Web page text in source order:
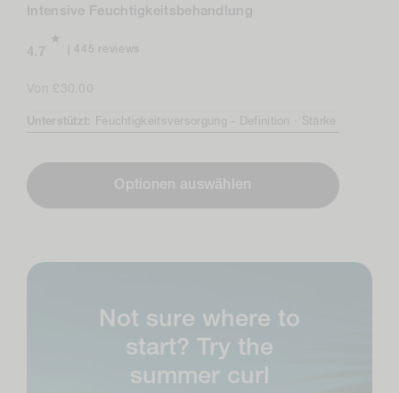
Intensive Feuchtigkeitsbehandlung
4.7 445 reviews
Unterstützt: Feuchtigkeitsversorgung - Definition · Stärke
Optionen auswählen
Not sure where to
start? Try the
summer curl